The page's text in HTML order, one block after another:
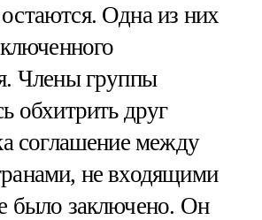
Одна из них
Члены группы
обхитрить друг
соглашение между
не входящими
заключено. Он